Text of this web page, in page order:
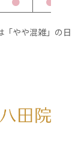
「やや混雑」の日